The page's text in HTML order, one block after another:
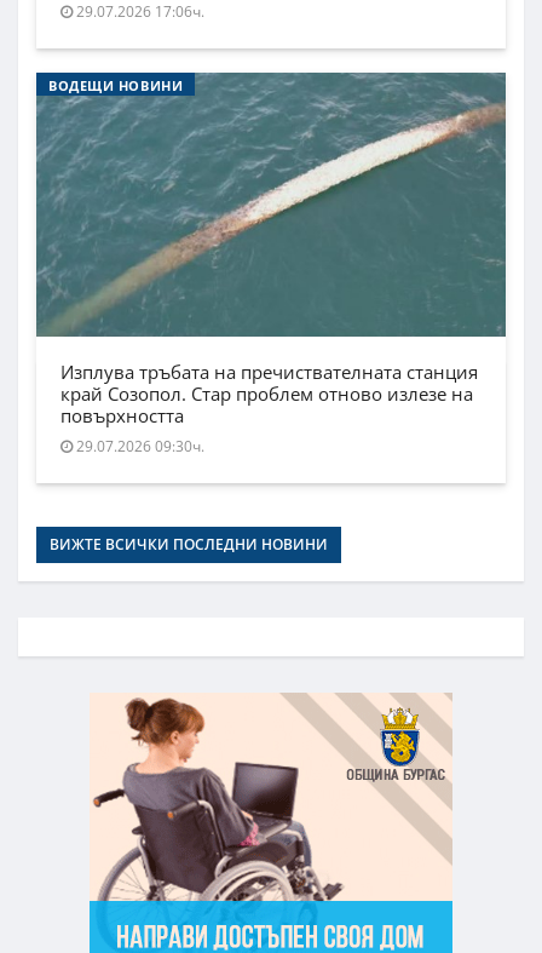
29.07.2026 17:06ч.
ВОДЕЩИ НОВИНИ
Изплува тръбата на пречиствателната станция
край Созопол. Стар проблем отново излезе на
повърхността
29.07.2026 09:30ч.
ВИЖТЕ ВСИЧКИ ПОСЛЕДНИ НОВИНИ